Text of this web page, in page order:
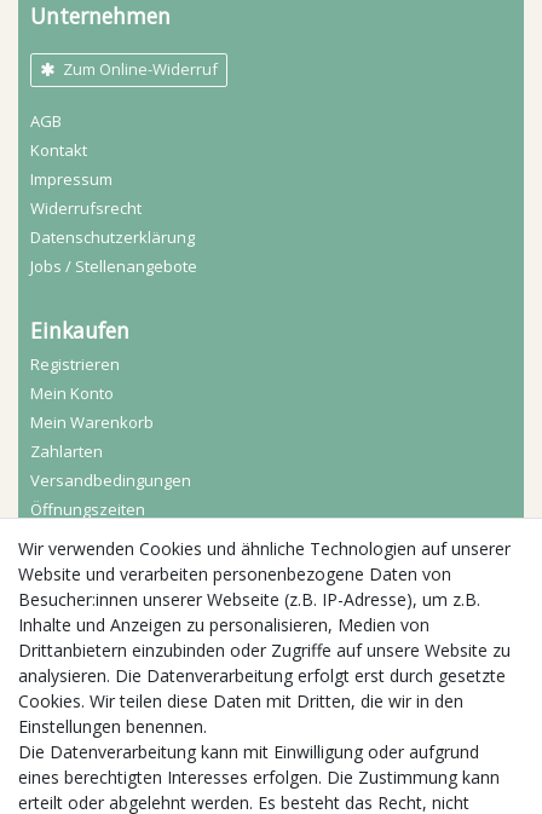
Unternehmen
Zum Online-Widerruf
AGB
Kontakt
Impressum
Widerrufs­recht
Daten­schutz­erklärung
Jobs / Stellenangebote
Einkaufen
Registrieren
Mein Konto
Mein Warenkorb
Zahlarten
Versandbedingungen
Öffnungszeiten
Aktuelles
Busgruppen
Kindergeburtstage
Kindergartenausflug
Schulklassenausflug
Zwillingsrabatt
Wir verwenden Cookies und ähnliche Technologien auf unserer
Website und verarbeiten personenbezogene Daten von
Besucher:innen unserer Webseite (z.B. IP-Adresse), um z.B.
Inhalte und Anzeigen zu personalisieren, Medien von
Drittanbietern einzubinden oder Zugriffe auf unsere Website zu
analysieren. Die Datenverarbeitung erfolgt erst durch gesetzte
Cookies. Wir teilen diese Daten mit Dritten, die wir in den
Einstellungen benennen.
Die Datenverarbeitung kann mit Einwilligung oder aufgrund
eines berechtigten Interesses erfolgen. Die Zustimmung kann
erteilt oder abgelehnt werden. Es besteht das Recht, nicht